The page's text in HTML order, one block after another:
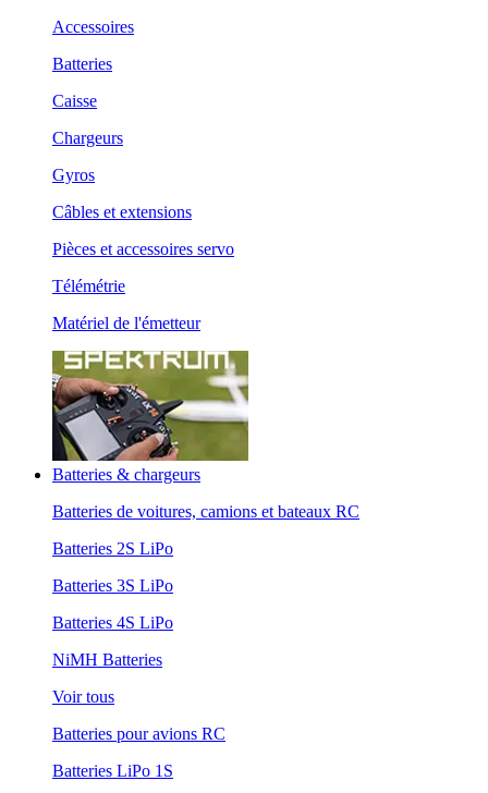
Accessoires
Batteries
Caisse
Chargeurs
Gyros
Câbles et extensions
Pièces et accessoires servo
Télémétrie
Matériel de l'émetteur
Batteries & chargeurs
Batteries de voitures, camions et bateaux RC
Batteries 2S LiPo
Batteries 3S LiPo
Batteries 4S LiPo
NiMH Batteries
Voir tous
Batteries pour avions RC
Batteries LiPo 1S